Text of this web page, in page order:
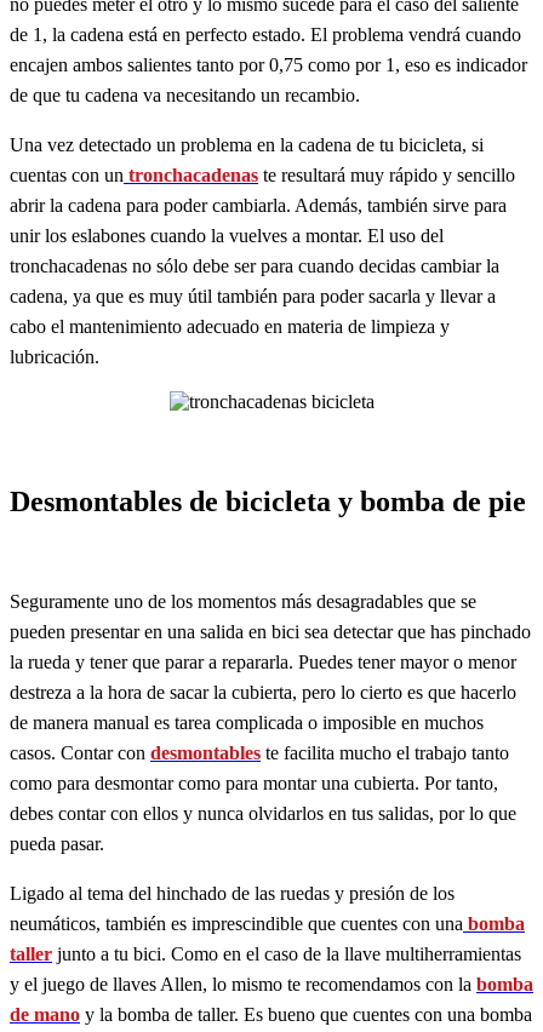
de 1, la cadena está en perfecto estado. El problema vendrá cuando
encajen ambos salientes tanto por 0,75 como por 1, eso es indicador
de que tu cadena va necesitando un recambio.
Una vez detectado un problema en la cadena de tu bicicleta, si
cuentas con un tronchacadenas te resultará muy rápido y sencillo
abrir la cadena para poder cambiarla. Además, también sirve para
unir los eslabones cuando la vuelves a montar. El uso del
tronchacadenas no sólo debe ser para cuando decidas cambiar la
cadena, ya que es muy útil también para poder sacarla y llevar a
cabo el mantenimiento adecuado en materia de limpieza y
lubricación.
Desmontables de bicicleta y bomba de pie
Seguramente uno de los momentos más desagradables que se
pueden presentar en una salida en bici sea detectar que has pinchado
la rueda y tener que parar a repararla. Puedes tener mayor o menor
destreza a la hora de sacar la cubierta, pero lo cierto es que hacerlo
de manera manual es tarea complicada o imposible en muchos
casos. Contar con desmontables te facilita mucho el trabajo tanto
como para desmontar como para montar una cubierta. Por tanto,
debes contar con ellos y nunca olvidarlos en tus salidas, por lo que
pueda pasar.
Ligado al tema del hinchado de las ruedas y presión de los
neumáticos, también es imprescindible que cuentes con una bomba
taller junto a tu bici. Como en el caso de la llave multiherramientas
y el juego de llaves Allen, lo mismo te recomendamos con la bomba
de mano y la bomba de taller. Es bueno que cuentes con una bomba